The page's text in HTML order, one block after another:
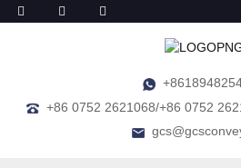
+86 0752 2621068/+86 0752